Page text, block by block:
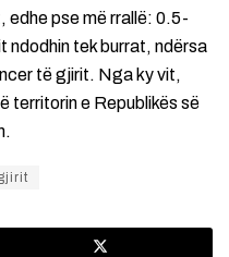
edhe pse më rrallë: 0.5-
tek burrat, ndërsa
të gjirit. Nga ky vit,
territorin e Republikës së